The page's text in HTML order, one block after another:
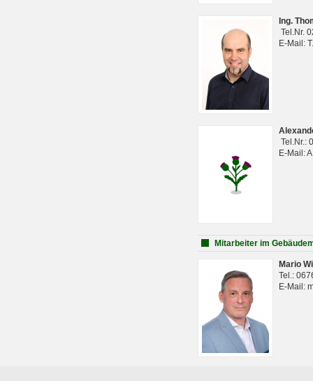
Ing.
Tel.Nr.
E-Mail:
Tel.Nr.:
E-Mail:
Mitarbeiter im
Mario
Tel.:
E-Mail: